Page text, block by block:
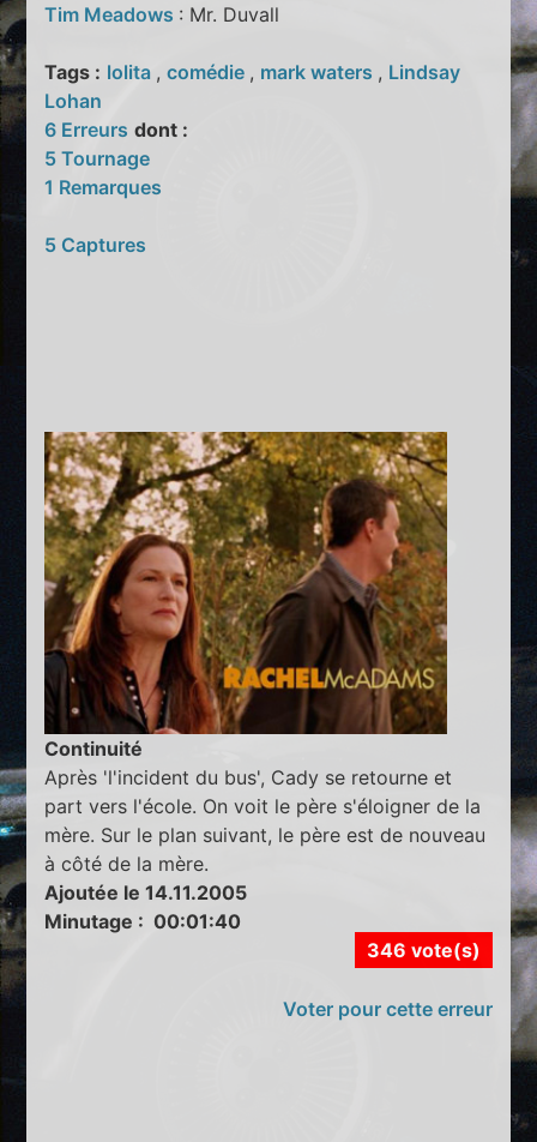
Tim Meadows : Mr. Duvall
Tags : lolita ,comédie , mark waters , Lindsay
Lohan
6 Erreurs dont :
5 Tournage
1 Remarques
5 Captures
Continuité
Après 'l'incident du bus', Cady se retourne et
part vers l'école. On voit le père s'éloigner de la
mère. Sur le plan suivant, le père est de nouveau
à côté de la mère.
Ajoutée le 14.11.2005
Minutage : 00:01:40
346 vote(s)
Voter pour cette erreur